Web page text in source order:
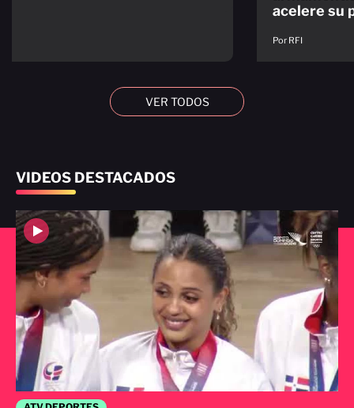
acelere su
Por RFI
VER TODOS
VIDEOS DESTACADOS